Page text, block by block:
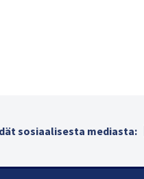
sosiaalisesta mediasta: